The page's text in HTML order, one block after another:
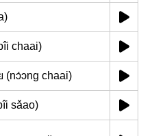
chaai)
(nɔ́ɔng chaai)
sǎao)